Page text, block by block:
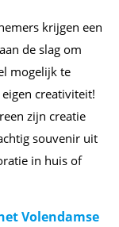
krijgen een
de slag om
mogelijk te
creativiteit!
zijn creatie
souvenir uit
in huis of
Volendamse